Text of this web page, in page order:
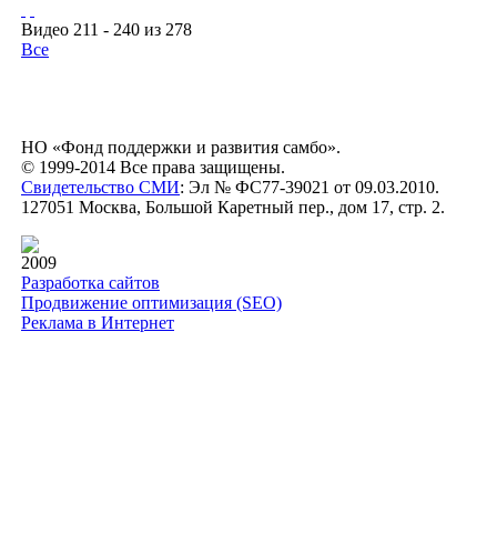
Видео 211 - 240 из 278
Все
НО «Фонд поддержки и развития самбо».
© 1999-2014 Все права защищены.
Свидетельство СМИ: Эл № ФС77-39021 от 09.03.2010.
127051 Москва, Большой Каретный пер., дом 17, стр. 2.
2009
Разработка сайтов
Продвижение оптимизация (SEO)
Реклама в Интернет